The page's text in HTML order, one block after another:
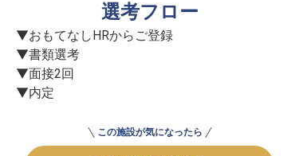
選考フロー
▼おもてなしHRからご登録
▼書類選考
▼面接2回
▼内定
この施設が気になったら